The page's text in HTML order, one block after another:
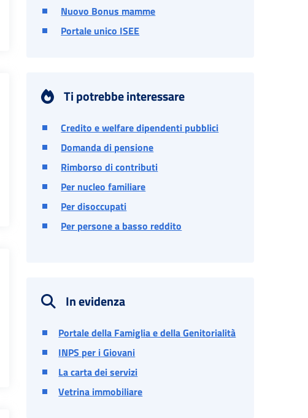
Nuovo Bonus mamme
Portale unico ISEE
Ti potrebbe interessare
Credito e welfare dipendenti pubblici
Domanda di pensione
Rimborso di contributi
Per nucleo familiare
Per disoccupati
Per persone a basso reddito
In evidenza
Portale della Famiglia e della Genitorialità
INPS per i Giovani
La carta dei servizi
Vetrina immobiliare